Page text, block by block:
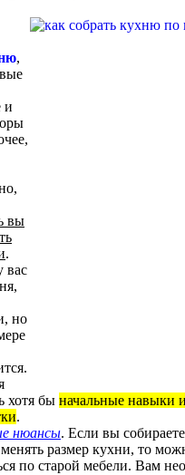
,
и
вы
.
вас
но
хотя бы начальные навыки
.
нюансы. Если вы
менять размер кухни, то
по старой мебели. Вам